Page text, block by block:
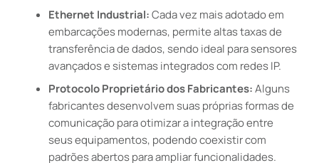
Ethernet Industrial:Cada vez mais adotado em
embarcações modernas, permite altas taxas de
transferência de dados, sendo ideal para sensores
avançados e sistemas integrados com redes IP.
Protocolo Proprietário dos Fabricantes:Alguns
fabricantes desenvolvem suas próprias formas de
comunicação para otimizar a integração entre
seus equipamentos, podendo coexistir com
padrões abertos para ampliar funcionalidades.